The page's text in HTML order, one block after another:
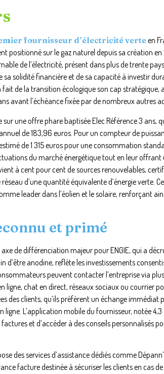
fournisseur d’électricité verteen
positionné sur le gaz naturel depuis sa création en
de l’électricité, présent dans plus de trente
sa solidité financière et de sa capacité à investir
fait de la transition écologique son cap
avant l’échéance fixée par de nombreux autres
sur une offre phare baptisée Elec Référence 3 ans,
de 183,96 euros. Pour un compteur de
de 1 315 euros pour une consommation
du marché énergétique tout en leur
à cent pour cent de sources renouvelables,
d’une quantité équivalente d’énergie verte.
leader dans l’éolien et le solaire, renforçant
et primé
de différenciation majeur pour ENGIE, qui a
d’être anodine, reflète les investissements
peuvent contacter l’entreprise via
chat en direct, réseaux sociaux ou courrier
des clients, qu’ils préfèrent un échange immédiat
L’application mobile du fournisseur, notée
et d’accéder à des conseils personnalisés
des services d’assistance dédiés comme
facture destinée à sécuriser les clients en cas